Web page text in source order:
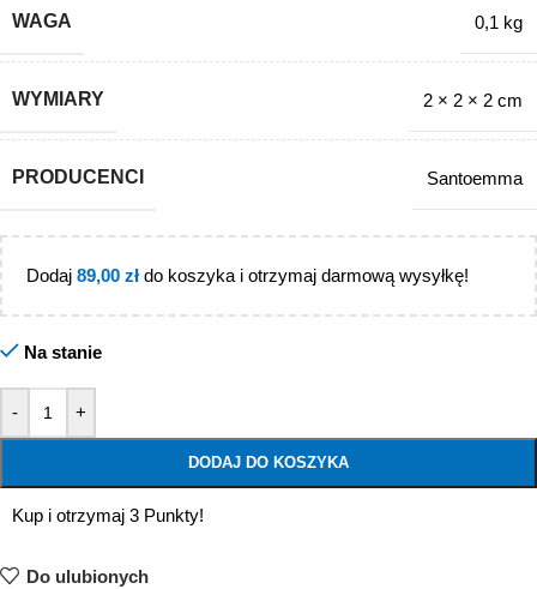
WAGA 0,1 kg
WYMIARY 2 × 2 × 2 cm
PRODUCENCI Santoemma
Dodaj 89,00 zł do koszyka i otrzymaj darmową wysyłkę!
Na stanie
- +
DODAJ DO KOSZYKA
Kup i otrzymaj 3 Punkty!
Do ulubionych